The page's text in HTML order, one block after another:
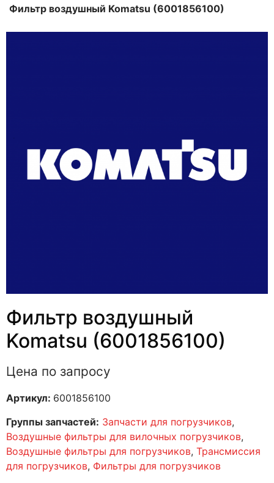
Фильтр воздушный Komatsu (6001856100)
Фильтр воздушный
Komatsu (6001856100)
Цена по запросу
Артикул: 6001856100
Группы запчастей: Запчасти для погрузчиков,
Воздушные фильтры для вилочных погрузчиков,
Воздушные фильтры для погрузчиков, Трансмиссия
для погрузчиков, Фильтры для погрузчиков